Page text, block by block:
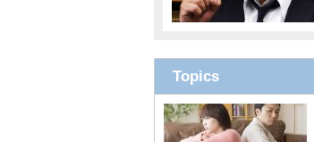
Topics